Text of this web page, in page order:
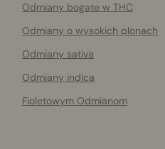
Odmiany bogate w THC
Odmiany o wysokich plonach
Odmiany sativa
Odmiany indica
Fioletowym Odmianom